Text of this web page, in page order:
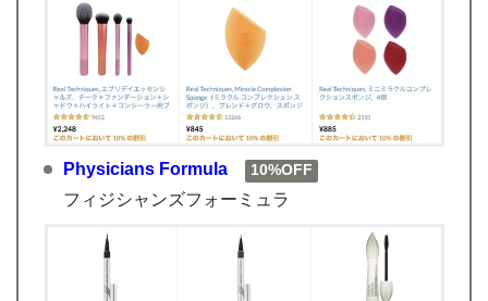
Physicians Formula 10%OFF
フィジシャンズフォーミュラ